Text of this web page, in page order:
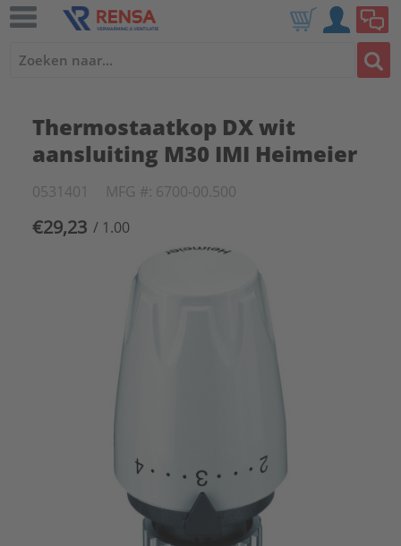
Thermostaatkop DX wit
aansluiting M30 IMI Heimeier
0531401 MFG #: 6700-00.500
€29,23 / 1.00